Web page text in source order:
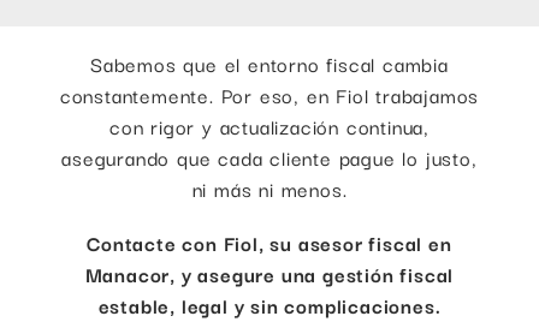
Sabemos que el entorno fiscal cambia
constantemente. Por eso, en Fiol trabajamos
con rigor y actualización continua,
asegurando que cada cliente pague lo justo,
ni más ni menos.
Contacte con Fiol, su asesor fiscal en
Manacor, y asegure una gestión fiscal
estable, legal y sin complicaciones.